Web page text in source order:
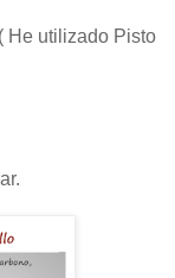
He utilizado Pisto